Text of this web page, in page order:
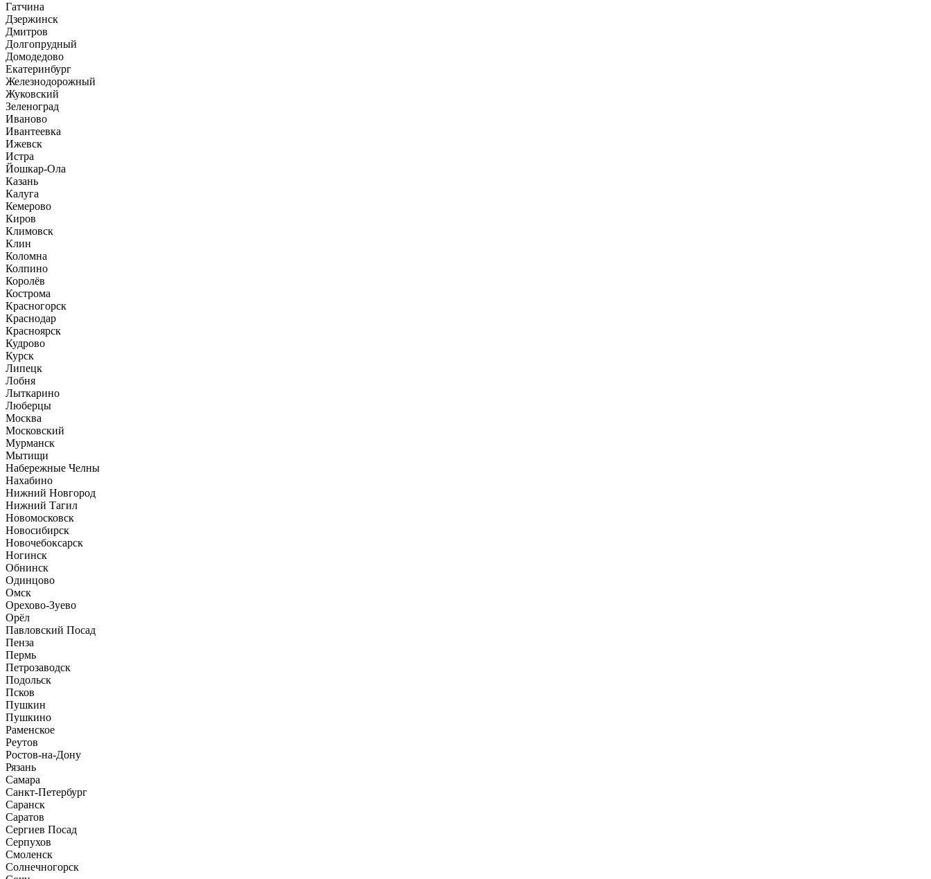
Гатчина
Дзержинск
Дмитров
Долгопрудный
Домодедово
Екатеринбург
Железнодорожный
Жуковский
Зеленоград
Иваново
Ивантеевка
Ижевск
Истра
Йошкар-Ола
Казань
Калуга
Кемерово
Киров
Климовск
Клин
Коломна
Колпино
Королёв
Кострома
Красногорск
Краснодар
Красноярск
Кудрово
Курск
Липецк
Лобня
Лыткарино
Люберцы
Москва
Московский
Мурманск
Мытищи
Набережные Челны
Нахабино
Нижний Новгород
Нижний Тагил
Новомосковск
Новосибирск
Новочебоксарск
Ногинск
Обнинск
Одинцово
Омск
Орехово-Зуево
Орёл
Павловский Посад
Пенза
Пермь
Петрозаводск
Подольск
Псков
Пушкин
Пушкино
Раменское
Реутов
Ростов-на-Дону
Рязань
Самара
Санкт-Петербург
Саранск
Саратов
Сергиев Посад
Серпухов
Смоленск
Солнечногорск